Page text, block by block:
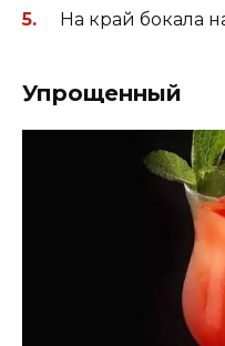
На край бокала
Упрощенный